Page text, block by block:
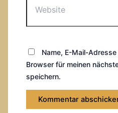
Name, E-Mail-
Browser für meinen
speichern.